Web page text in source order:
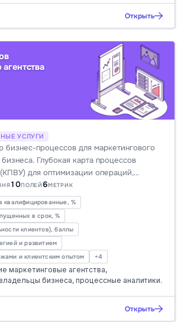
Открыть
УСЛУГИ
бизнес-процессов для маркетингового
Глубокая карта процессов
для оптимизации операций,
и эффективности. Включает
стратегию, креатив, запуск кампаний
для цифровой трансформации и
10ПОЛЕЙ6МЕТРИК
квалифицированные, %
в срок, %
клиентов), баллы
и развитием
и клиентским опытом
+4
маркетинговые агентства,
бизнеса, процессные аналитики.
Открыть